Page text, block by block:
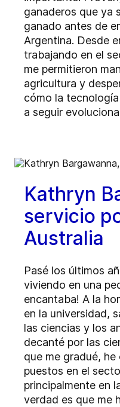
ganaderos que ya
ganado antes de
Argentina. Desde
trabajando en el
me permitieron
agricultura y
cómo la
a seguir
Kathryn
servicio
Australia
Pasé los últimos
viviendo en una
encantaba! A la
en la universidad,
las ciencias y los
decanté por las
que me gradué,
puestos en el
principalmente en
verdad es que me